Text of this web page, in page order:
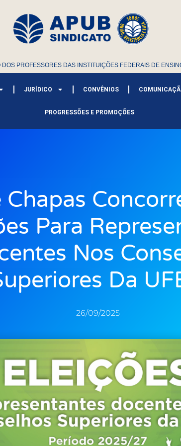
DOS PROFESSORES DAS INSTITUIÇÕES FEDERAIS DE
JURÍDICO CONVÊNIOS
PROGRESSÕES E PROMOÇÕES
Chapas
Para
Nos
Da
26/09/2025